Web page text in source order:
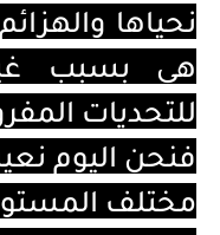
نحياها
هي بسبب
للتحديات
فنحن اليوم
مختلف